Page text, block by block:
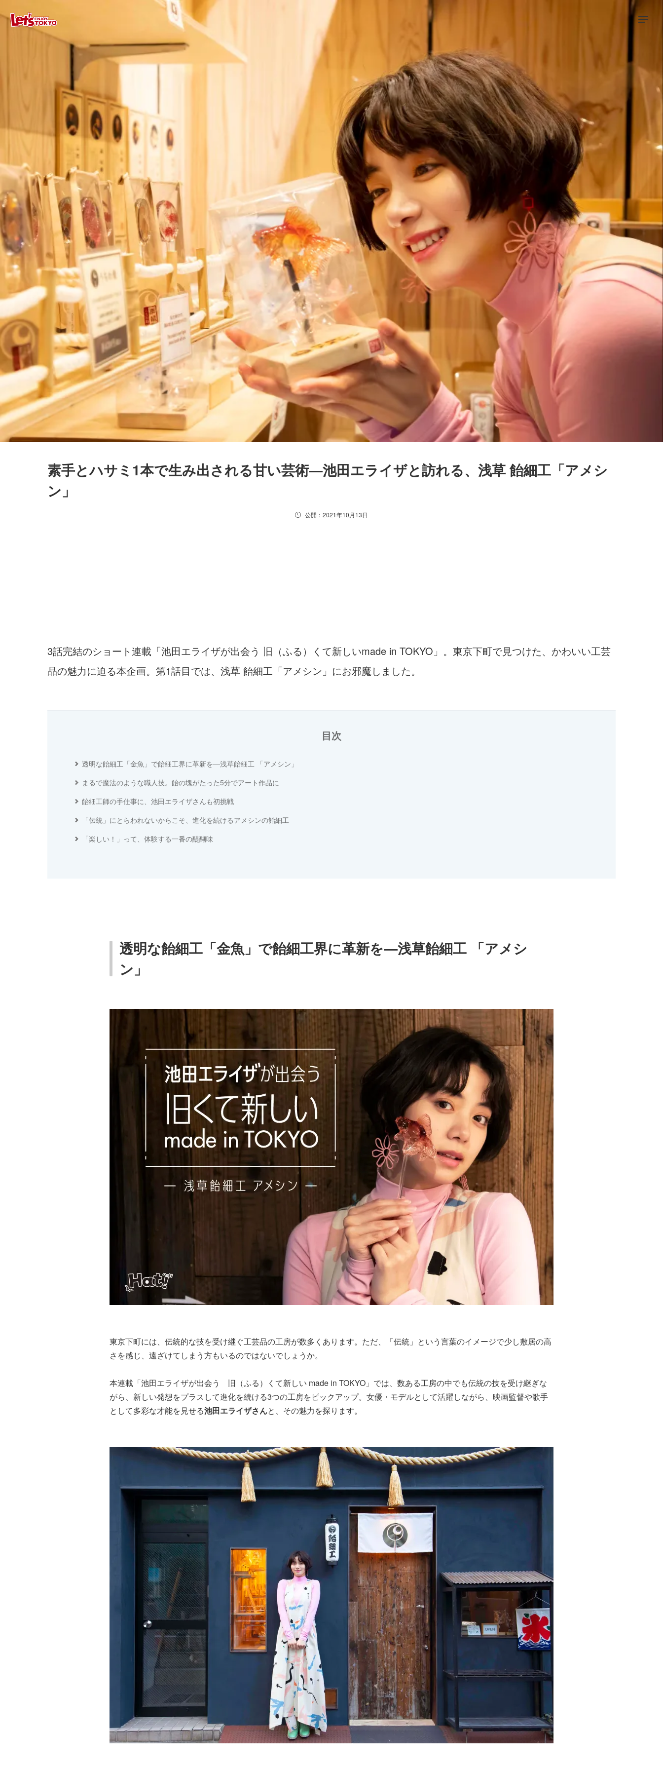
素手とハサミ1本で生み出される甘い芸術―池田エライザと訪れる、浅草 飴細工「アメシ
ン」
公開：2021年10月13日
3話完結のショート連載「池田エライザが出会う 旧（ふる）くて新しいmade in TOKYO」。東京下町で見つけた、かわいい工芸
品の魅力に迫る本企画。第1話目では、浅草 飴細工「アメシン」にお邪魔しました。
目次
透明な飴細工「金魚」で飴細工界に革新を―浅草飴細工 「アメシン」
まるで魔法のような職人技。飴の塊がたった5分でアート作品に
飴細工師の手仕事に、池田エライザさんも初挑戦
「伝統」にとらわれないからこそ、進化を続けるアメシンの飴細工
「楽しい！」って、体験する一番の醍醐味
透明な飴細工「金魚」で飴細工界に革新を―浅草飴細工 「アメシ
ン」
東京下町には、伝統的な技を受け継ぐ工芸品の工房が数多くあります。ただ、「伝統」という言葉のイメージで少し敷居の高
さを感じ、遠ざけてしまう方もいるのではないでしょうか。
本連載「池田エライザが出会う 旧（ふる）くて新しい made in TOKYO」では、数ある工房の中でも伝統の技を受け継ぎな
がら、新しい発想をプラスして進化を続ける3つの工房をピックアップ。女優・モデルとして活躍しながら、映画監督や歌手
として多彩な才能を見せる池田エライザさんと、その魅力を探ります。